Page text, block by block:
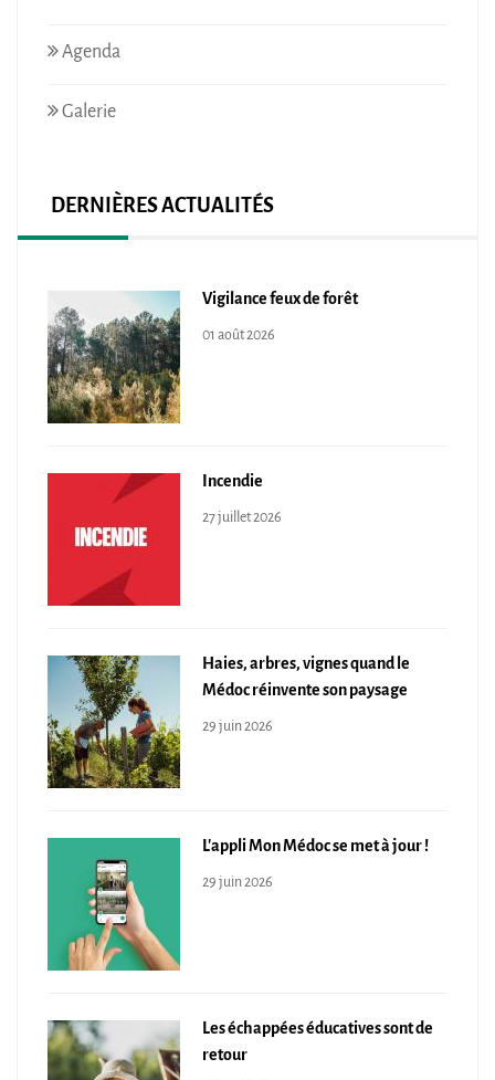
Agenda
Galerie
DERNIÈRES ACTUALITÉS
Vigilance feux de forêt
01 août 2026
Incendie
27 juillet 2026
Haies, arbres, vignes quand le
Médoc réinvente son paysage
29 juin 2026
L'appli Mon Médoc se met à jour !
29 juin 2026
Les échappées éducatives sont de
retour